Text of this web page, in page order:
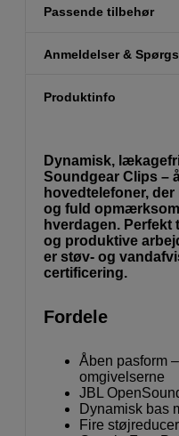
Passende tilbehør
Anmeldelser &
Produktinfo
Dynamisk,
Soundgear Clips –
hovedtelefoner,
og fuld
hverdagen. Perfekt
og produktive
er støv- og
certificering.
Fordele
Åben pasform
omgivelserne
JBL
Dynamisk bas
Fire